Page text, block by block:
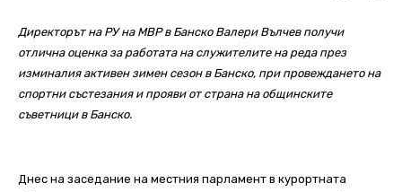
Директорът на РУ на МВР в Банско Валери Вълчев получи
отлична оценка за работата на служителите на реда през
изминалия активен зимен сезон в Банско, при провеждането на
спортни състезания и прояви от страна на общинските
съветници в Банско.
Днес на заседание на местния парламент в курортната